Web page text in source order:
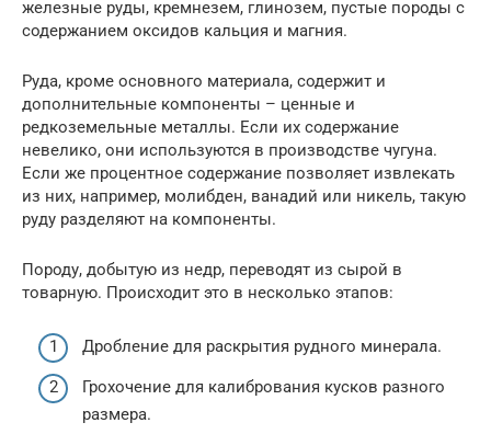
железные руды, кремнезем, глинозем, пустые породы с
содержанием оксидов кальция и магния.
Руда, кроме основного материала, содержит и
дополнительные компоненты – ценные и
редкоземельные металлы. Если их содержание
невелико, они используются в производстве чугуна.
Если же процентное содержание позволяет извлекать
из них, например, молибден, ванадий или никель, такую
руду разделяют на компоненты.
Породу, добытую из недр, переводят из сырой в
товарную. Происходит это в несколько этапов:
Дробление для раскрытия рудного минерала.
Грохочение для калибрования кусков разного
размера.